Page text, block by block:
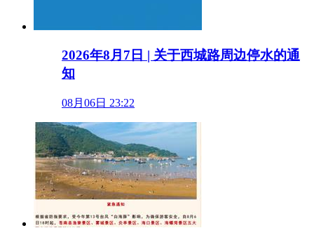
2026年8月7日 | 关于西城路周边停水的通
知
08月06日 23:22